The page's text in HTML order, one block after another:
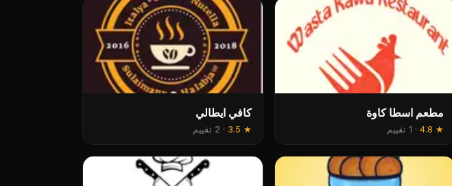
مطعم اسطا كاوة
★
4.8
· 1 تقييم
كافي ايطالي
★
3.5
· 2 تقييم